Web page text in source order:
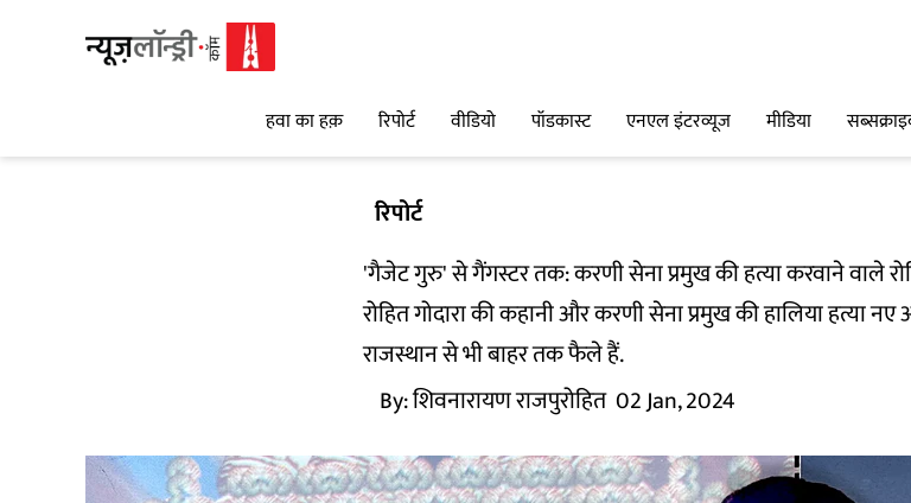
हवा का हक़ रिपोर्ट वीडियो पॉडकास्ट एनएल इंटरव्यूज मीडिया
रिपोर्ट
'गैजेट गुरु' से गैंगस्टर तक: करणी सेना प्रमुख की हत्या करवाने वाले
रोहित गोदारा की कहानी और करणी सेना प्रमुख की हालिया हत्या
राजस्थान से भी बाहर तक फैले हैं.
By:शिवनारायण राजपुरोहित 02 Jan, 2024